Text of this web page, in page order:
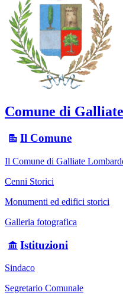
Comune di
Il Comune
Il Comune di Galliate
Cenni Storici
Monumenti ed edifici storici
Galleria fotografica
Istituzioni
Sindaco
Segretario Comunale